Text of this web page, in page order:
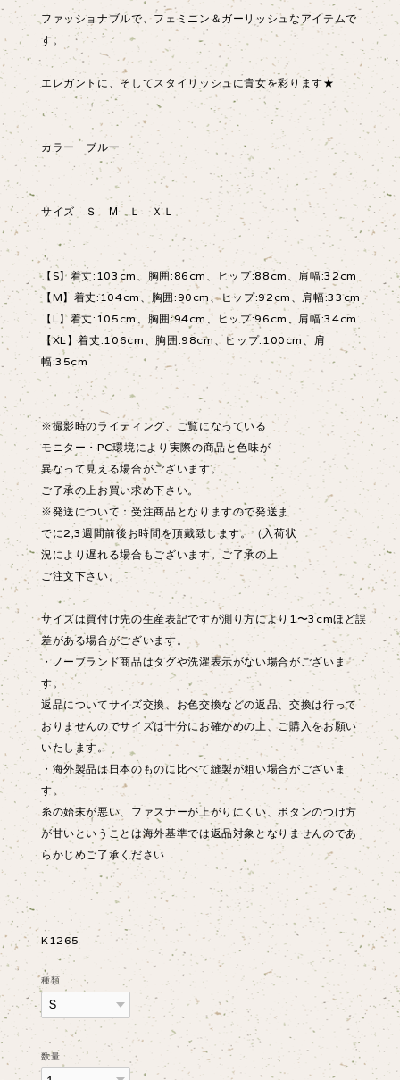
ファッショナブルで、フェミニン＆ガーリッシュなアイテムで
す。
エレガントに、そしてスタイリッシュに貴女を彩ります★
カラー ブルー
サイズ Ｓ М Ｌ ＸＬ
【S】着丈:103cm、胸囲:86cm、ヒップ:88cm、肩幅:32cm
【M】着丈:104cm、胸囲:90cm、ヒップ:92cm、肩幅:33cm
【L】着丈:105cm、胸囲:94cm、ヒップ:96cm、肩幅:34cm
【XL】着丈:106cm、胸囲:98cm、ヒップ:100cm、肩
幅:35cm
※撮影時のライティング、ご覧になっている
モニター・PC環境により実際の商品と色味が
異なって見える場合がございます。
ご了承の上お買い求め下さい。
※発送について：受注商品となりますので発送ま
でに2,3週間前後お時間を頂戴致します。（入荷状
況により遅れる場合もございます。ご了承の上
ご注文下さい。
サイズは買付け先の生産表記ですが測り方により1〜3cmほど誤
差がある場合がございます。
・ノーブランド商品はタグや洗濯表示がない場合がございま
す。
返品についてサイズ交換、お色交換などの返品、交換は行って
おりませんのでサイズは十分にお確かめの上、ご購入をお願い
いたします。
・海外製品は日本のものに比べて縫製が粗い場合がございま
す。
糸の始末が悪い、ファスナーが上がりにくい、ボタンのつけ方
が甘いということは海外基準では返品対象となりませんのであ
らかじめご了承ください
K1265
種類
数量